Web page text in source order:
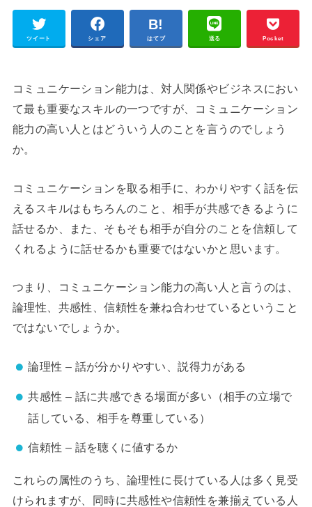
ツイート シェア はてブ 送る Pocket
コミュニケーション能力は、対人関係やビジネスにおい
て最も重要なスキルの一つですが、コミュニケーション
能力の高い人とはどういう人のことを言うのでしょう
か。
コミュニケーションを取る相手に、わかりやすく話を伝
えるスキルはもちろんのこと、相手が共感できるように
話せるか、また、そもそも相手が自分のことを信頼して
くれるように話せるかも重要ではないかと思います。
つまり、コミュニケーション能力の高い人と言うのは、
論理性、共感性、信頼性を兼ね合わせているということ
ではないでしょうか。
論理性 – 話が分かりやすい、説得力がある
共感性 – 話に共感できる場面が多い（相手の立場で
話している、相手を尊重している）
信頼性 – 話を聴くに値するか
これらの属性のうち、論理性に長けている人は多く見受
けられますが、同時に共感性や信頼性を兼揃えている人